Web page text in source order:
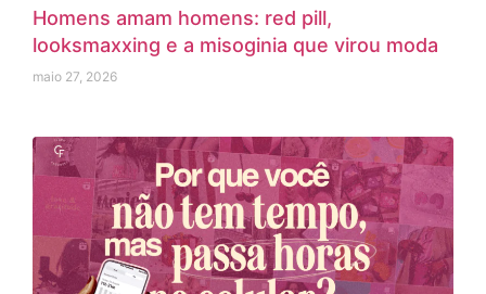
Homens amam homens: red pill,
looksmaxxing e a misoginia que virou moda
maio 27, 2026